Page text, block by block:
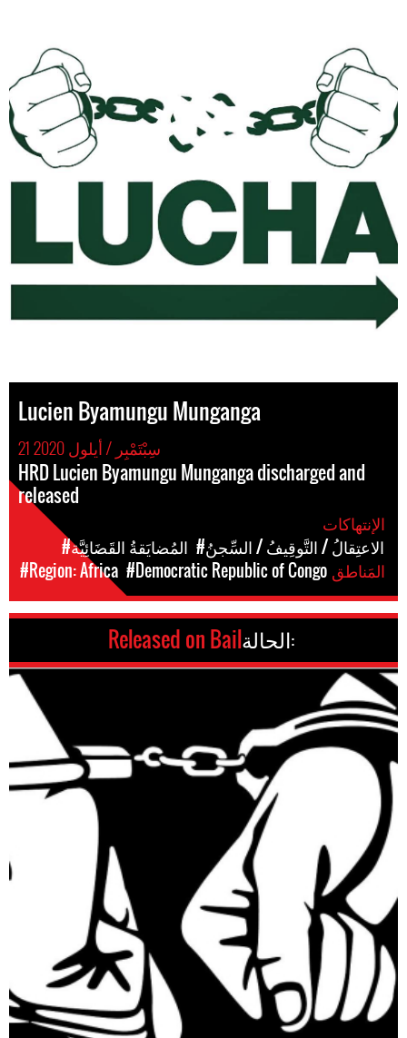
Lucien Byamungu Munganga
21 سِبْتَمْبِر / أيلول 2020
HRD Lucien Byamungu Munganga discharged and
released
#المُضايَقةُ القَضَائِيَّة
#الاعتِقالُ / التَّوقِيفُ / السِّجنُ
#Region: Africa #Democratic Republic of Congo
الحالة: Released on Bail